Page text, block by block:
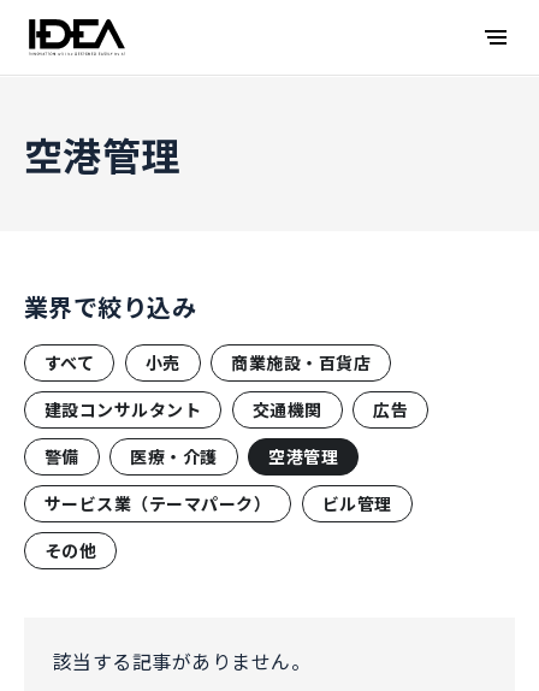
空港管理
業界で絞り込み
すべて 小売
商業施設・百貨店
建設コンサルタント
交通機関
広告
警備
医療・介護
空港管理
サービス業（テーマパーク）
ビル管理
その他
該当する記事がありません。